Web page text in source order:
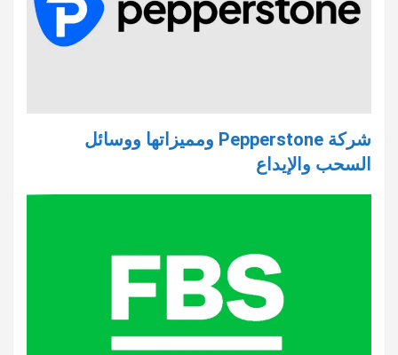
شركة Pepperstone ومميزاتها ووسائل
السحب والإيداع